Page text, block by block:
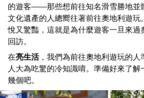
的遊客——那些想前往知名滑雪勝地並
文化遺產的人總嚮往著前往奧地利遊玩
悅又驚豔，這就是為什麼遊客一旦來過
回訪。
在亮生活，我們為前往奧地利遊玩的人
人大為吃驚的冷知識唷。準備好來了解
幾個吧。